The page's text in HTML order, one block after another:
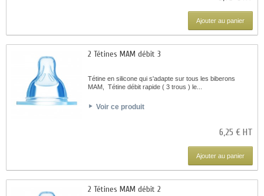
Ajouter au panier
2 Tétines MAM débit 3
Tétine en silicone qui s'adapte sur tous les biberons
MAM, Tétine débit rapide ( 3 trous ) le...
Voir ce produit
6,25 € HT
Ajouter au panier
2 Tétines MAM débit 2